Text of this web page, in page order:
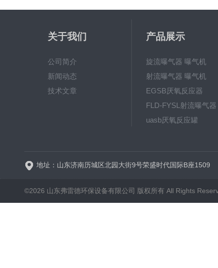
关于我们
公司简介
新闻动态
技术文章
产品展示
旋流曝气器 曝气机
射流曝气器 曝气机
EGSB厌氧反应器
FLD-FYSL射流曝气器
uasb厌氧反应罐
地址：山东济南历城区北园大街9号荣盛时代国际B座1509
©2026 山东弗雷德环保设备有限公司 版权所有 All Rights